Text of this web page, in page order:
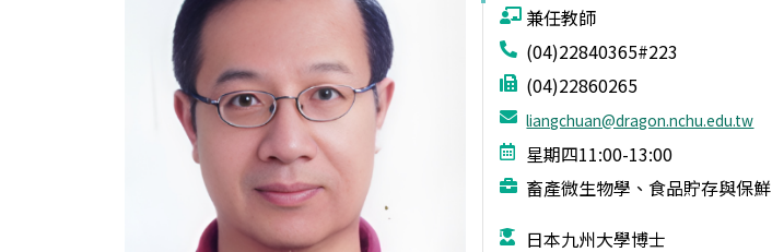
兼任教師
(04)22840365#223
(04)22860265
liangchuan@dragon.nchu.edu.tw
星期四11:00-13:00
畜產微生物學、食品貯存與保鮮
日本九州大學博士